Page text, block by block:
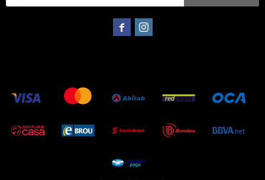
 